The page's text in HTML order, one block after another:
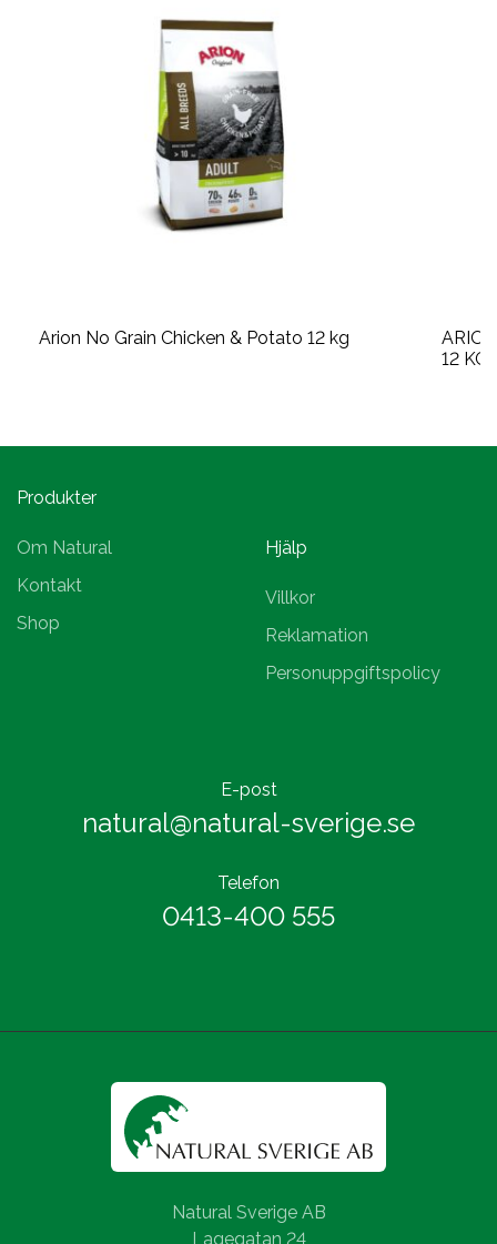
Arion No Grain Chicken & Potato 12 kg
12 KG
Produkter
Om Natural
Kontakt
Shop
Hjälp
Villkor
Reklamation
Personuppgiftspolicy
E-post
natural@natural-sverige.se
Telefon
0413-400 555
Natural Sverige AB
Lagegatan 24